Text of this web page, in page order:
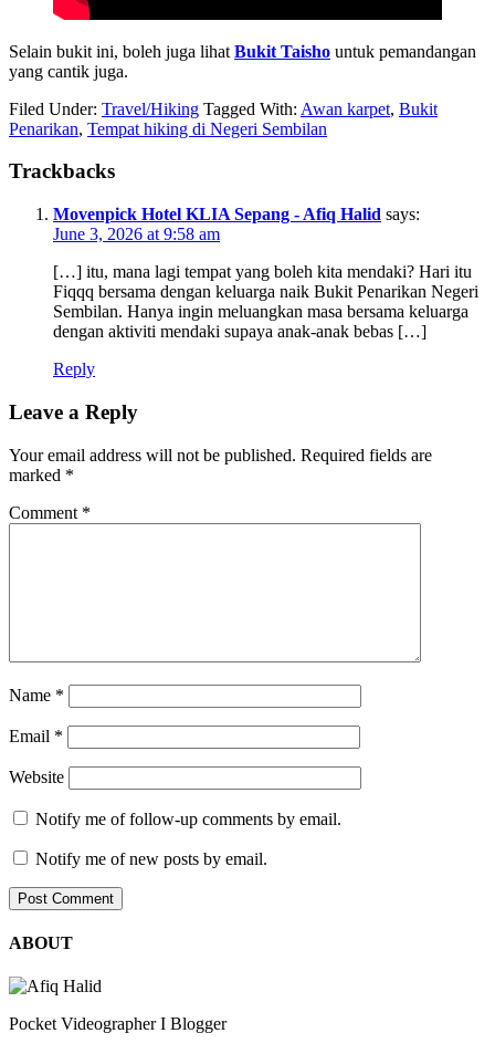
Selain bukit ini, boleh juga lihat Bukit Taisho untuk pemandangan
yang cantik juga.
Filed Under: Travel/Hiking Tagged With: Awan karpet, Bukit
Penarikan, Tempat hiking di Negeri Sembilan
Trackbacks
Movenpick Hotel KLIA Sepang - Afiq Halid says:
June 3, 2026 at 9:58 am
[…] itu, mana lagi tempat yang boleh kita mendaki? Hari itu
Fiqqq bersama dengan keluarga naik Bukit Penarikan Negeri
Sembilan. Hanya ingin meluangkan masa bersama keluarga
dengan aktiviti mendaki supaya anak-anak bebas […]
Reply
Leave a Reply
Your email address will not be published. Required fields are
marked *
Comment *
Name *
Email *
Website
Notify me of follow-up comments by email.
Notify me of new posts by email.
ABOUT
Pocket Videographer I Blogger